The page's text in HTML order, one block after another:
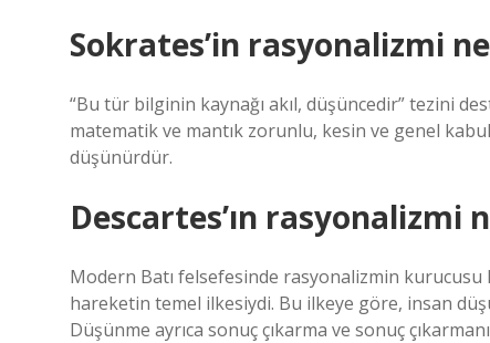
Sokrates’in rasyonalizmi
“Bu tür bilginin kaynağı akıl, düşüncedir” tezini
matematik ve mantık zorunlu, kesin ve genel
düşünürdür.
Descartes’ın rasyonalizmi
Modern Batı felsefesinde rasyonalizmin kurucusu
hareketin temel ilkesiydi. Bu ilkeye göre, insan
Düşünme ayrıca sonuç çıkarma ve sonuç